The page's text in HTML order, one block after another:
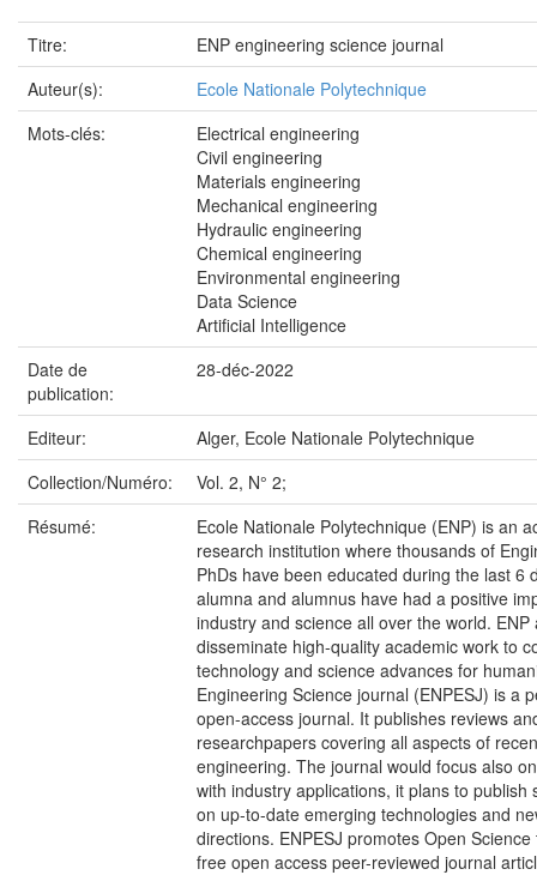
Titre:
ENP engineering science journal
Auteur(s):
Ecole Nationale Polytechnique
Mots-clés:
Electrical engineering
Civil engineering
Materials engineering
Mechanical engineering
Hydraulic engineering
Chemical engineering
Environmental engineering
Data Science
Artificial Intelligence
Date de
publication:
28-déc-2022
Editeur:
Alger, Ecole Nationale Polytechnique
Collection/Numéro:
Vol. 2, N° 2;
Résumé:
Ecole Nationale Polytechnique (ENP) is an
research institution where thousands of
PhDs have been educated during the last 6
alumna and alumnus have had a positive
industry and science all over the world. ENP
disseminate high-quality academic work to
technology and science advances for
Engineering Science journal (ENPESJ) is a
open-access journal. It publishes reviews
researchpapers covering all aspects of
engineering. The journal would focus also
with industry applications, it plans to publish
on up-to-date emerging technologies and
directions. ENPESJ promotes Open
free open access peer-reviewed journal